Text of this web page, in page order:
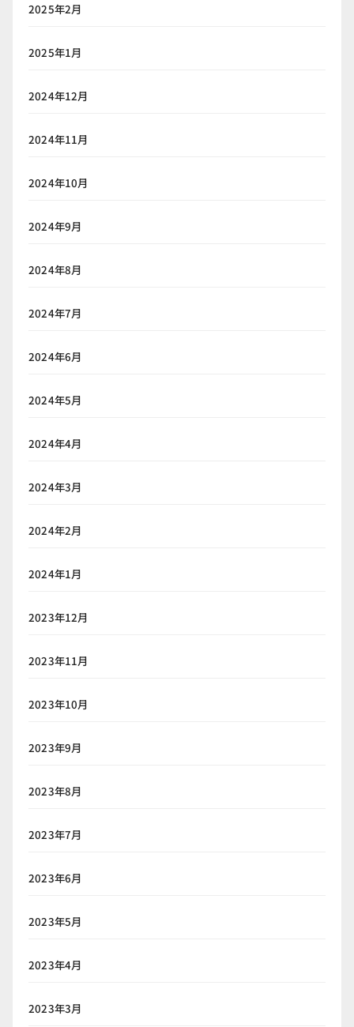
2025年2月
2025年1月
2024年12月
2024年11月
2024年10月
2024年9月
2024年8月
2024年7月
2024年6月
2024年5月
2024年4月
2024年3月
2024年2月
2024年1月
2023年12月
2023年11月
2023年10月
2023年9月
2023年8月
2023年7月
2023年6月
2023年5月
2023年4月
2023年3月